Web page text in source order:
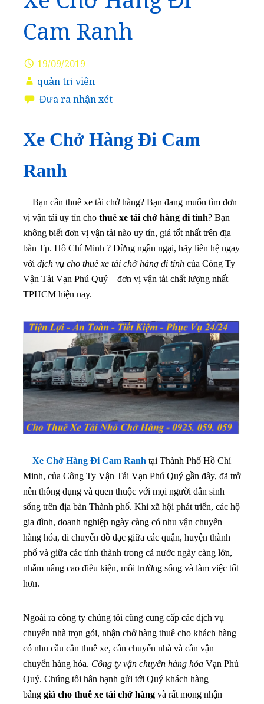
Cam Ranh
19/09/2019
quản trị viên
Đưa ra nhận xét
Xe Chở Hàng Đi Cam
Ranh
Bạn cần thuê xe tải chở hàng? Bạn đang muốn tìm đơn
vị vận tải uy tín cho thuê xe tải chở hàng đi tỉnh? Bạn
không biết đơn vị vận tải nào uy tín, giá tốt nhất trên địa
bàn Tp. Hồ Chí Minh ? Đừng ngần ngại, hãy liên hệ ngay
với dịch vụ cho thuê xe tải chở hàng đi tỉnh của Công Ty
Vận Tải Vạn Phú Quý – đơn vị vận tải chất lượng nhất
TPHCM hiện nay.
Xe Chở Hàng Đi Cam Ranh tại Thành Phố Hồ Chí
Minh, của Công Ty Vận Tải Vạn Phú Quý gần đây, đã trở
nên thông dụng và quen thuộc với mọi người dân sinh
sống trên địa bàn Thành phố. Khi xã hội phát triển, các hộ
gia đình, doanh nghiệp ngày càng có nhu vận chuyển
hàng hóa, di chuyển đồ đạc giữa các quận, huyện thành
phố và giữa các tỉnh thành trong cả nước ngày càng lớn,
nhằm nâng cao điều kiện, môi trường sống và làm việc tốt
hơn.
Ngoài ra công ty chúng tôi cũng cung cấp các dịch vụ
chuyển nhà trọn gói, nhận chở hàng thuê cho khách hàng
có nhu cầu cần thuê xe, cần chuyển nhà và cần vận
chuyển hàng hóa. Công ty vận chuyển hàng hóa Vạn Phú
Quý. Chúng tôi hân hạnh gửi tới Quý khách hàng
bảng giá cho thuê xe tải chở hàng và rất mong nhận